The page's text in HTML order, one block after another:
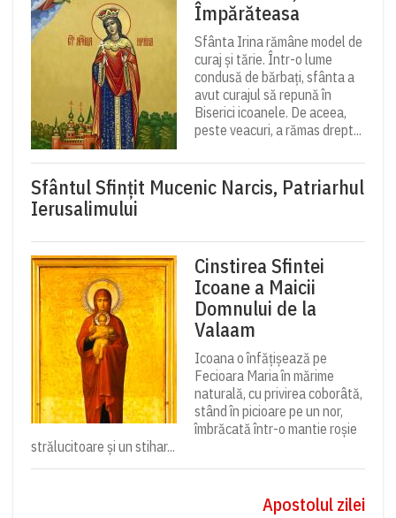
Împărăteasa
Sfânta Irina rămâne model de
curaj și tărie. Într-o lume
condusă de bărbați, sfânta a
avut curajul să repună în
Biserici icoanele. De aceea,
peste veacuri, a rămas drept...
Sfântul Sfinţit Mucenic Narcis, Patriarhul
Ierusalimului
Cinstirea Sfintei
Icoane a Maicii
Domnului de la
Valaam
Icoana o înfățișează pe
Fecioara Maria în mărime
naturală, cu privirea coborâtă,
stând în picioare pe un nor,
îmbrăcată într-o mantie roșie
strălucitoare și un stihar...
Apostolul zilei